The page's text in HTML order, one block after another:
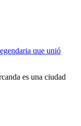
que unió
es una ciudad